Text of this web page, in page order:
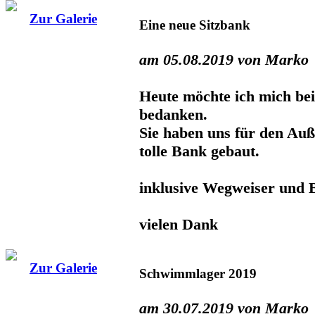
Zur Galerie Eine neue Sitzbank
am 05.08.2019 von Marko
Heute möchte ich mich
bedanken.
Sie haben uns für den
tolle Bank gebaut.
inklusive Wegweiser und
vielen Dank
Zur Galerie Schwimmlager 2019
am 30.07.2019 von Marko